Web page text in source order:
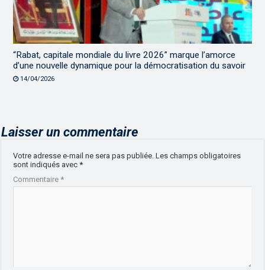
“Rabat, capitale mondiale du livre 2026” marque l’amorce
d’une nouvelle dynamique pour la démocratisation du savoir
14/04/2026
Laisser un commentaire
Votre adresse e-mail ne sera pas publiée. Les champs obligatoires
sont indiqués avec*
Commentaire*